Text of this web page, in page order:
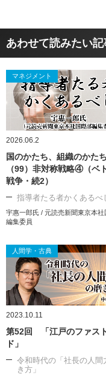
あわせて読みたい記
マネジメント
2026.06.2
国のかたち、組織のかたち
（99）非対称戦略④（ベ
戦争・続2）
指導者たる者かくあるべ
宇惠一郎氏 / 元読売新聞東京本社
編集委員
人間学・古典
2023.10.11
第52回 「江戸のファス
ド」
令和時代の「社長の人間
き方」